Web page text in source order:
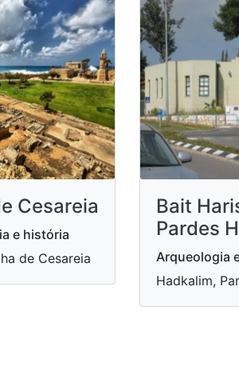
Cesareia
e história
de Cesareia
Bait
Pardes
Arqueologia
Hadkalim,